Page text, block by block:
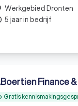
Werkgebied Dronten
5 jaar in bedrijf
Boertien Finance
Gratis